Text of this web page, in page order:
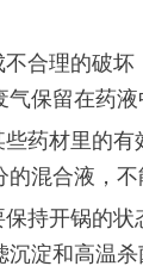
合理的破
保留在药
药材里的
混合液，
持开锅的
淀和高温